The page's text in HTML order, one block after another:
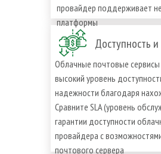
Облачные почтовые
высокий уровень
надежности благодаря
Сравните SLA (уровень
гарантии доступности
провайдера с
почтового сервера
провайдер поддерживает
платформы
Доступность